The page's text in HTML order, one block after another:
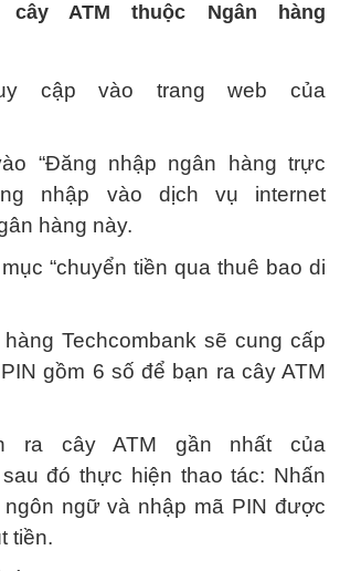
ATM thuộc Ngân hàng
cập vào trang web của
“Đăng nhập ngân hàng trực
nhập vào dịch vụ internet
hàng này.
“chuyển tiền qua thuê bao di
Techcombank sẽ cung cấp
gồm 6 số để bạn ra cây ATM
ra cây ATM gần nhất của
đó thực hiện thao tác: Nhấn
ngôn ngữ và nhập mã PIN được
tiền.